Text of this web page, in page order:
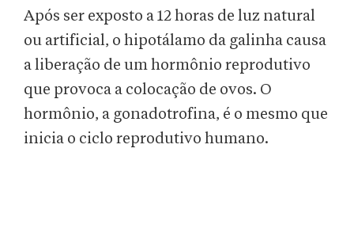
Após ser exposto a 12 horas de luz natural
ou artificial, o hipotálamo da galinha causa
a liberação de um hormônio reprodutivo
que provoca a colocação de ovos. O
hormônio, a gonadotrofina, é o mesmo que
inicia o ciclo reprodutivo humano.